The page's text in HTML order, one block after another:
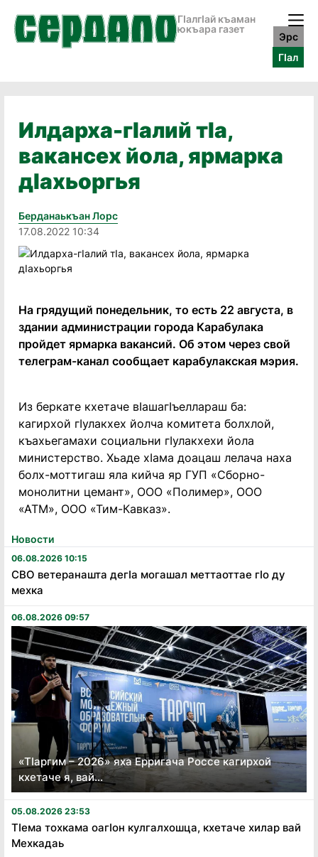
ГӀалгӀай къаман
юкъара газет
Эрс
ГӀал
Новости
06.08.2026 10:15
СВО ветеранашта дегӏа могашал меттаоттае гӏо ду
мехка
06.08.2026 09:57
«Тӏаргим – 2026» яха Ерригача Россе кагирхой
кхетаче я, вай...
05.08.2026 23:53
Тӏема тохкама оагӏон кулгалхошца, кхетаче хилар вай
Мехкадаь
Илдарха-гIалий тIа,
вакансех йола, ярмарка
дIахьоргья
Берданаькъан Лорс
17.08.2022 10:34
На грядущий понедельник, то есть 22 августа, в
здании администрации города Карабулака
пройдет ярмарка вакансий. Об этом через свой
телеграм-канал сообщает карабулакская мэрия.
Из беркате кхетаче вIашагIъеллараш ба:
кагирхой гIулакхех йолча комитета болхлой,
къахьегамахи социальни гIулакхехи йола
министерство. Хьаде хIама доацаш лелача наха
болх-моттигаш яла кийча яр ГУП «Сборно-
монолитни цемант», ООО «Полимер», ООО
«АТМ», ООО «Тим-Кавказ».